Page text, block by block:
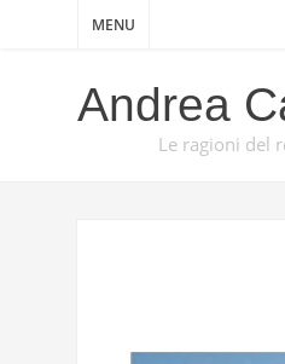
MENU
Andrea
Le ragioni del